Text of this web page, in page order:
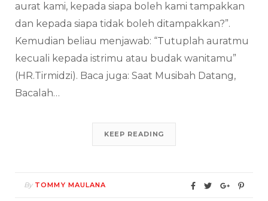
aurat kami, kepada siapa boleh kami tampakkan
dan kepada siapa tidak boleh ditampakkan?”.
Kemudian beliau menjawab: “Tutuplah auratmu
kecuali kepada istrimu atau budak wanitamu”
(HR.Tirmidzi). Baca juga: Saat Musibah Datang,
Bacalah…
KEEP READING
By TOMMY MAULANA